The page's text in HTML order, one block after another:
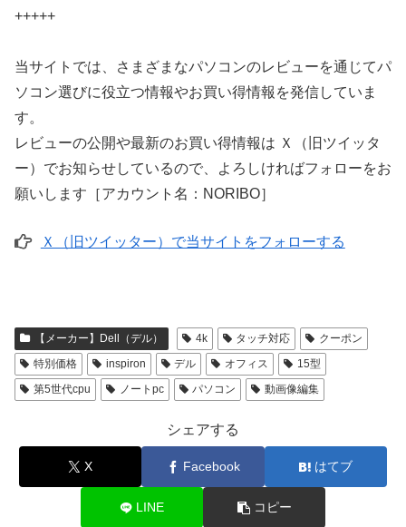
+++++
当サイトでは、さまざまなパソコンのレビューを通じてパ
ソコン選びに役立つ情報やお買い得情報を発信していま
す。
レビューの公開や最新のお買い得情報は Ｘ（旧ツイッタ
ー）でお知らせしているので、よろしければフォローをお
願いします［アカウント名：NORIBO］
Ｘ（旧ツイッター）で当サイトをフォローする
【メーカー】Dell（デル） 4k タッチ対応
クーポン
特別価格
inspiron デル オフィス
15型
第5世代cpu
ノートpc パソコン 動画像編集
シェアする
X Facebook はてブ
LINE コピー